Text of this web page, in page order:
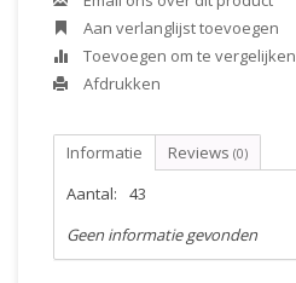
Aan verlanglijst toevoegen
Toevoegen om te vergelijken
Afdrukken
Informatie Reviews (0)
Aantal:
43
Geen informatie gevonden